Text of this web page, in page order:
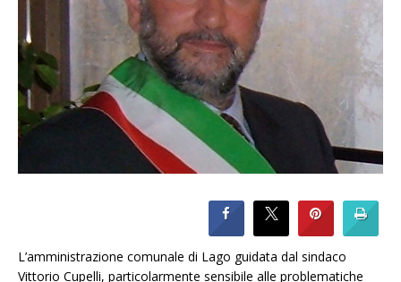
L’amministrazione comunale di Lago guidata dal sindaco
Vittorio Cupelli, particolarmente sensibile alle problematiche